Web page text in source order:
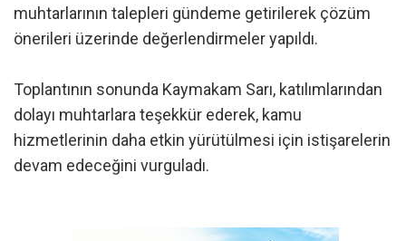
muhtarlarının talepleri gündeme getirilerek çözüm
önerileri üzerinde değerlendirmeler yapıldı.
Toplantının sonunda Kaymakam Sarı, katılımlarından
dolayı muhtarlara teşekkür ederek, kamu
hizmetlerinin daha etkin yürütülmesi için istişarelerin
devam edeceğini vurguladı.